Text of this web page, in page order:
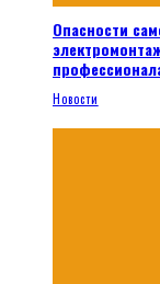
Опасности
Новости